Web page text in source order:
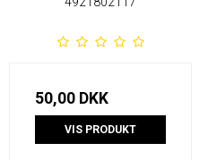
50,00 DKK
VIS PRODUKT